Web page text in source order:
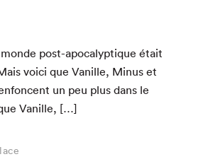
post-apoc­a­lyp­tique était
voici que Vanille, Minus et
un peu plus dans le
Vanille, […]